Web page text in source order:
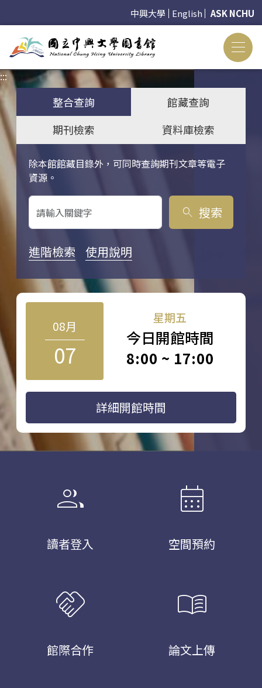
中興大學 English ASK NCHU
:::
整合查詢
館藏查詢
期刊檢索
資料庫檢索
除本館館藏目錄外，可同時查詢期刊文章等電子
資源。
關鍵字搜尋
search 搜索
進階檢索 使用說明
08月
07
星期五
今日開館時間
8:00 ~ 17:00
詳細開館時間
group
讀者登入
calendar_month
空間預約
handshake
館際合作
menu_book
論文上傳